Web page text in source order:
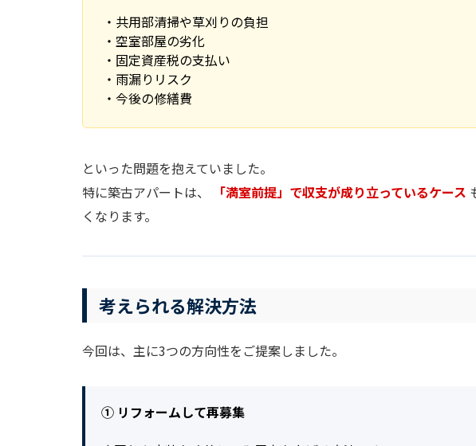
・共用部清掃や草刈りの負担
・空室部屋の劣化
・固定資産税の支払い
・雨漏りリスク
・今後の修繕費
といった問題を抱えていました。
特に築古アパートは、
「満室前提」で収支が成り立っているケース
くなります。
考えられる解決方法
今回は、主に3つの方向性をご提案しました。
① リフォームして再募集